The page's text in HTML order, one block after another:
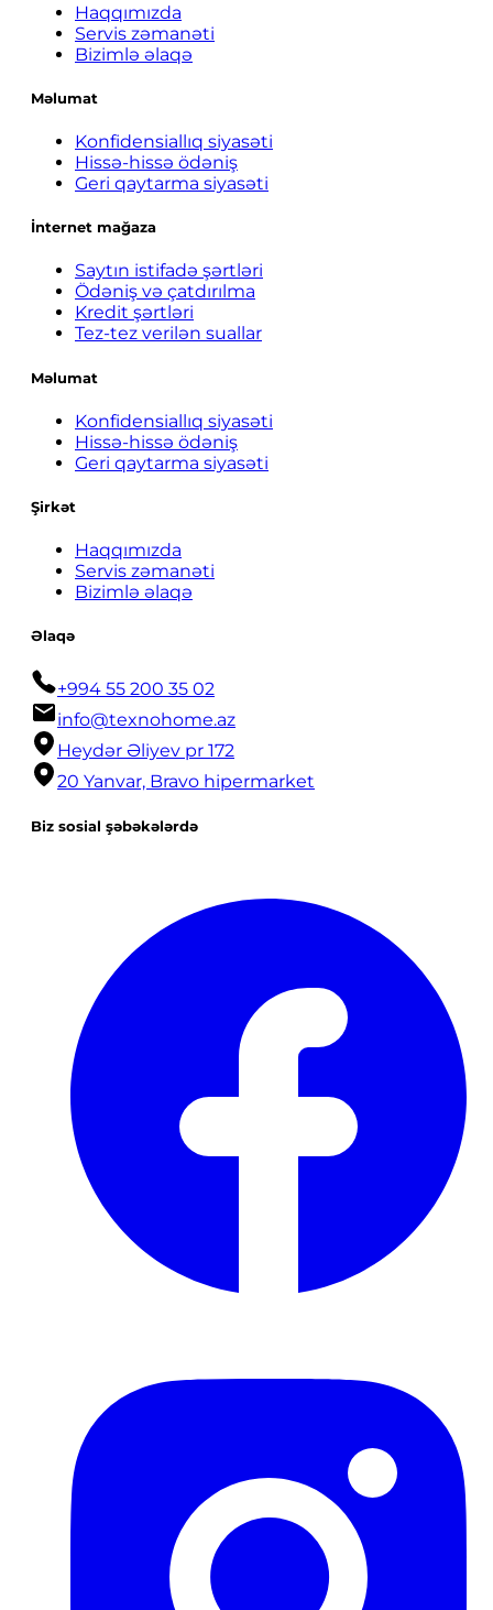
Haqqımızda
Servis zəmanəti
Bizimlə əlaqə
Məlumat
Konfidensiallıq siyasəti
Hissə-hissə ödəniş
Geri qaytarma siyasəti
İnternet mağaza
Saytın istifadə şərtləri
Ödəniş və çatdırılma
Kredit şərtləri
Tez-tez verilən suallar
Məlumat
Konfidensiallıq siyasəti
Hissə-hissə ödəniş
Geri qaytarma siyasəti
Şirkət
Haqqımızda
Servis zəmanəti
Bizimlə əlaqə
Əlaqə
+994 55 200 35 02
info@texnohome.az
Heydər Əliyev pr 172
20 Yanvar, Bravo hipermarket
Biz sosial şəbəkələrdə